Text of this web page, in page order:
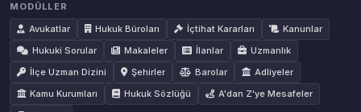
MODÜLLER
Avukatlar
Hukuk Büroları İçtihat Kararları
Kanunlar
Hukuki Sorular
Makaleler İlanlar
Uzmanlık
İlçe Uzman Dizini
Şehirler Barolar
Adliyeler
Kamu Kurumları
Hukuk Sözlüğü
A'dan Z'ye Mesafeler